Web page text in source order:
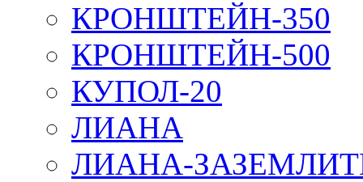
КРОНШТЕЙН-350
КРОНШТЕЙН-500
КУПОЛ-20
ЛИАНА
ЛИАНА-